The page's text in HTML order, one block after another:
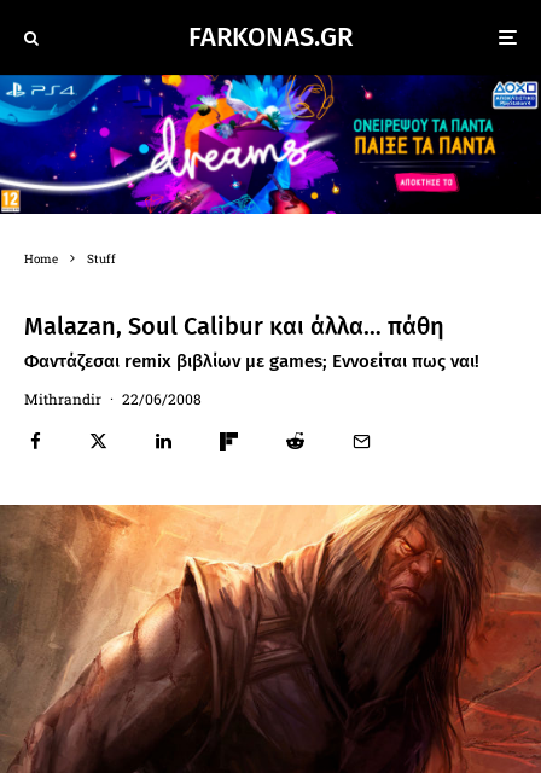
FARKONAS.GR
Home Stuff
Malazan, Soul Calibur και άλλα… πάθη
Φαντάζεσαι remix βιβλίων με games; Εννοείται πως ναι!
Mithrandir · 22/06/2008